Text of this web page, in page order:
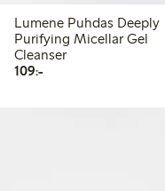
Lumene Puhdas Deeply
Purifying Micellar Gel
Cleanser
109:-109,00 kr